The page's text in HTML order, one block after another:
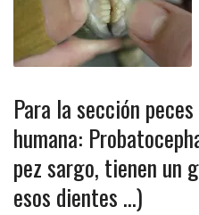
Para la sección
humana:
pez sargo, tienen un
esos dientes …)